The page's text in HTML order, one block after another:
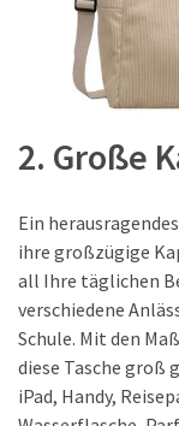
2. Große
Ein
ihre großzügige
all Ihre täglichen
verschiedene
Schule. Mit den
diese Tasche groß
iPad, Handy,